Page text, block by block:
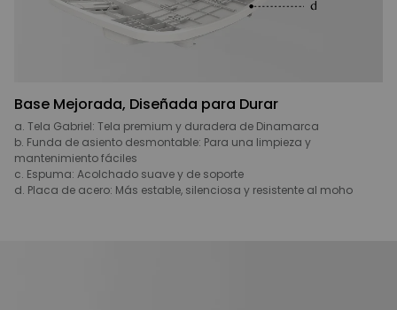
Base Mejorada, Diseñada para Durar
a. Tela Gabriel: Tela premium y duradera de Dinamarca
b. Funda de asiento desmontable: Para una limpieza y
mantenimiento fáciles
c. Espuma: Acolchado suave y de soporte
d. Placa de acero: Más estable, silenciosa y resistente al moho